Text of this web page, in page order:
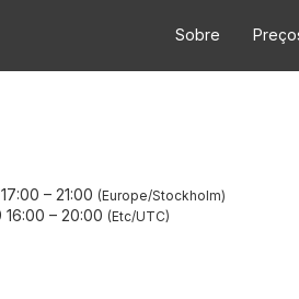
Sobre
– 21:00 Europe/Stockholm
16:00 – 20:00 Etc/UTC